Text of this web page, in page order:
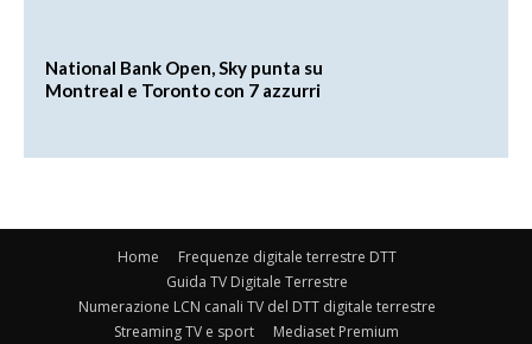
National Bank Open, Sky punta su
Montreal e Toronto con 7 azzurri
Home
Frequenze digitale terrestre DTT
Guida TV Digitale Terrestre
Numerazione LCN canali TV del DTT digitale terrestre
Streaming TV e sport
Mediaset Premium